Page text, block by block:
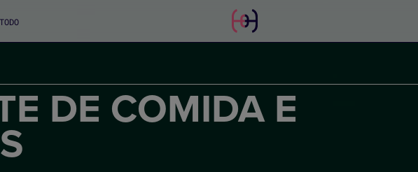
DE COMIDA E